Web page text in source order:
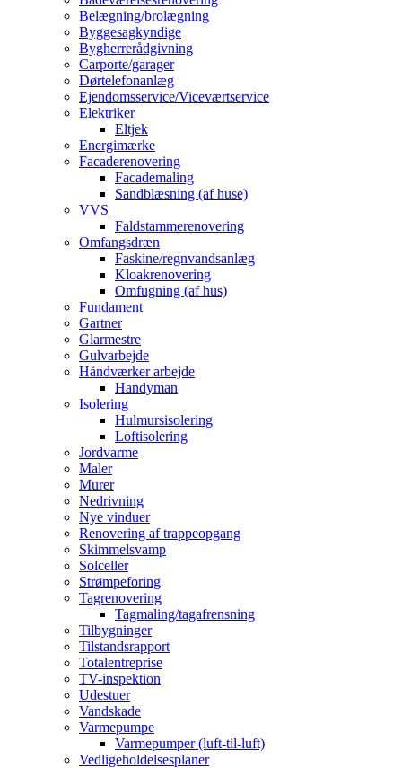
Belægning/brolægning
Byggesagkyndige
Bygherrerådgivning
Carporte/garager
Dørtelefonanlæg
Ejendomsservice/Viceværtservice
Elektriker
Eltjek
Energimærke
Facaderenovering
Facademaling
Sandblæsning (af huse)
VVS
Faldstammerenovering
Omfangsdræn
Faskine/regnvandsanlæg
Kloakrenovering
Omfugning (af hus)
Fundament
Gartner
Glarmestre
Gulvarbejde
Håndværker arbejde
Handyman
Isolering
Hulmursisolering
Loftisolering
Jordvarme
Maler
Murer
Nedrivning
Nye vinduer
Renovering af trappeopgang
Skimmelsvamp
Solceller
Strømpeforing
Tagrenovering
Tagmaling/tagafrensning
Tilbygninger
Tilstandsrapport
Totalentreprise
TV-inspektion
Udestuer
Vandskade
Varmepumpe
Varmepumper (luft-til-luft)
Vedligeholdelsesplaner